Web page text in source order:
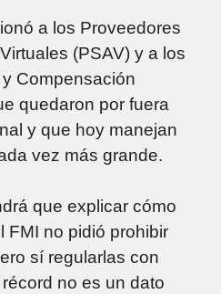
a los Proveedores
(PSAV) y a los
Compensación
quedaron por fuera
y que hoy manejan
vez más grande.
que explicar cómo
FMI no pidió prohibir
sí regularlas con
no es un dato